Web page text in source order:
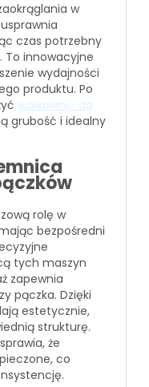
w
usprawnia
czas potrzebny
innowacyjne
wydajności
produktu. Po
wałkownic do
grubość i idealny
rolę w
bezpośredni
tych maszyn
zapewnia
pączka. Dzięki
estetycznie,
strukturę.
że
co